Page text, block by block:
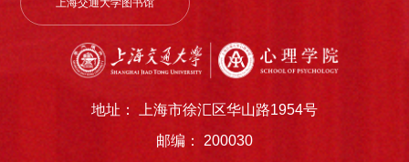
地址： 上海市徐汇区华山路1954号
邮编： 200030